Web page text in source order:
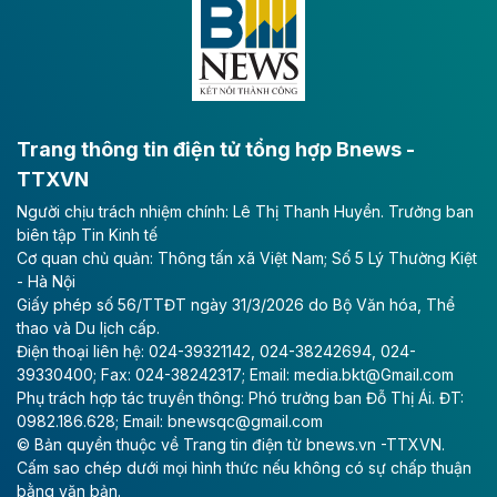
lực phát triển kinh tế - xã hội khu vực phía Nam đồng
Long Thành
Tổng công ty Cảng hàng không Việt Nam - CTCP
(ACV) vừa lập kỷ lục mới về lợi nhuận trong quý
II/2026.
Theo baodautu.vn
Vinaconex lập đỉnh doanh thu
Tổng CTCP Xuất nhập khẩu và Xây dựng Việt Nam
(Vinaconex) đã khép lại nửa đầu năm với doanh thu
thuần gần 7.268 tỷ đồng, tăng 4% so với cùng kỳ và
cũng là mức cao nhất lịch sử hoạt động của doanh
nghiệp.
Trang thông tin điện tử tổng hợp Bnews -
TTXVN
Người chịu trách nhiệm chính: Lê Thị Thanh Huyền. Trưởng ban
biên tập Tin Kinh tế
Cơ quan chủ quản: Thông tấn xã Việt Nam; Số 5 Lý Thường Kiệt
- Hà Nội
Giấy phép số 56/TTĐT ngày 31/3/2026 do Bộ Văn hóa, Thể
thao và Du lịch cấp.
Điện thoại liên hệ: 024-39321142, 024-38242694, 024-
39330400; Fax: 024-38242317; Email: media.bkt@Gmail.com
Phụ trách hợp tác truyền thông: Phó trưởng ban Đỗ Thị Ái. ĐT:
0982.186.628; Email: bnewsqc@gmail.com
© Bản quyền thuộc về Trang tin điện tử bnews.vn -TTXVN.
Cấm sao chép dưới mọi hình thức nếu không có sự chấp thuận
bằng văn bản.